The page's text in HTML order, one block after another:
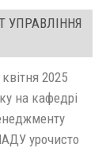
УПРАВЛІННЯ
2025
на кафедрі
урочисто